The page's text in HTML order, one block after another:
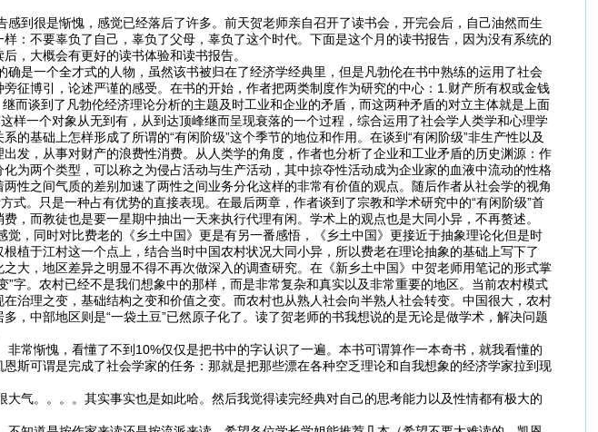
很是惭愧，感觉已经落后了许多。前天贺老师亲自召开了读书会，开完会后，自己油然而生
：不要辜负了自己，辜负了父母，辜负了这个时代。下面是这个月的读书报告，因为没有系统的
，大概会有更好的读书体验和读书报告。
一个全才式的人物，虽然该书被归在了经济学经典里，但是凡勃伦在书中熟练的运用了社会
征博引，论述严谨的感受。在书的开始，作者把两类制度作为研究的中心：1.财产所有权或金钱
而谈到了凡勃伦经济理论分析的主题及时工业和企业的矛盾，而这两种矛盾的对立主体就是上面
样一个对象从无到有，从到达顶峰继而呈现衰落的一个过程，综合运用了社会学人类学和心理学
的基础上怎样形成了所谓的“有闲阶级”这个季节的地位和作用。在谈到“有闲阶级”非生产性以及
发，从事对财产的浪费性消费。从人类学的角度，作者也分析了企业和工业矛盾的历史渊源：作
为两个类型，可以称之为侵占活动与生产活动，其中掠夺性活动成为企业家的血液中流动的性格
性之间气质的差别加速了两性之间业务分化这样的非常有价值的观点。随后作者从社会学的视角
式。只是一种占有优势的直接表现。在最后两章，作者谈到了宗教和学术研究中的“有闲阶级”首
，而教徒也是要一星期中抽出一天来执行代理有闲。学术上的观点也是大同小异，不再赘述。
同时对比费老的《乡土中国》更是有另一番感悟，《乡土中国》更接近于抽象理论化但是时
植于江村这一个点上，结合当时中国农村状况大同小异，所以费老在理论抽象的基础上写下了
大，地区差异之明显不得不再次做深入的调查研究。在《新乡土中国》中贺老师用笔记的形式掌
字。农村已经不是我们想象中的那样，而是非常复杂和真实以及非常重要的地区。当前农村模式
治理之变，基础结构之变和价值之变。而农村也从熟人社会向半熟人社会转变。中国很大，农村
，中部地区则是“一袋土豆”已然原子化了。读了贺老师的书我想说的是无论是做学术，解决问题
惭愧，看懂了不到10%仅仅是把书中的字认识了一遍。本书可谓算作一本奇书，就我看懂的
斯可谓是完成了社会学家的任务：那就是把那些漂在各种空乏理论和自我想象的经济学家拉到现
。。。。其实事实也是如此哈。然后我觉得读完经典对自己的思考能力以及性情都有极大的